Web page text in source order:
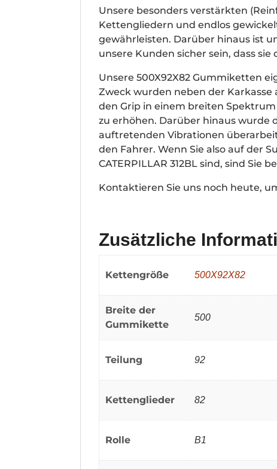
Unsere besonders verstärkten
Kettengliedern und endlos
gewährleisten. Darüber hinaus ist
unsere Kunden sicher sein, dass
Unsere 500X92X82 Gummiketten
Zweck wurden neben der
den Grip in einem breiten Spektrum
zu erhöhen. Darüber hinaus wurde
auftretenden Vibrationen
den Fahrer. Wenn Sie also auf der
CATERPILLAR 312BL sind, sind
Kontaktieren Sie uns noch heute,
Zusätzliche
Kettengröße 500X92X82
Breite der
Gummikette
500
Teilung 92
Kettenglieder 82
Rolle B1